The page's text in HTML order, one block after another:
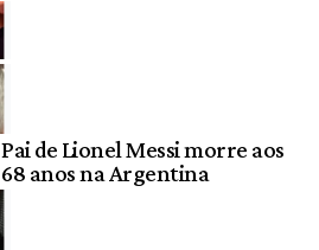
Pai de Lionel Messi morre aos
68 anos na Argentina